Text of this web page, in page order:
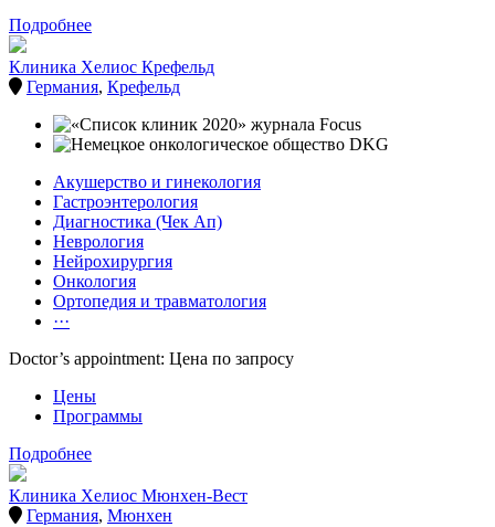
Подробнее
Клиника Хелиос Крефельд
Германия, Крефельд
Акушерство и гинекология
Гастроэнтерология
Диагностика (Чек Ап)
Неврология
Нейрохирургия
Онкология
Ортопедия и травматология
···
Doctor’s appointment: Цена по запросу
Цены
Программы
Подробнее
Клиника Хелиос Мюнхен-Вест
Германия, Мюнхен